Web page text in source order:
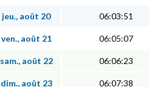
jeu., août 20 06:03:51
ven., août 21 06:05:07
sam., août 22 06:06:23
dim., août 23 06:07:38